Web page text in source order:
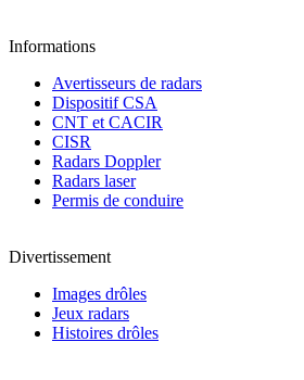
Informations
Avertisseurs de radars
Dispositif CSA
CNT et CACIR
CISR
Radars Doppler
Radars laser
Permis de conduire
Divertissement
Images drôles
Jeux radars
Histoires drôles